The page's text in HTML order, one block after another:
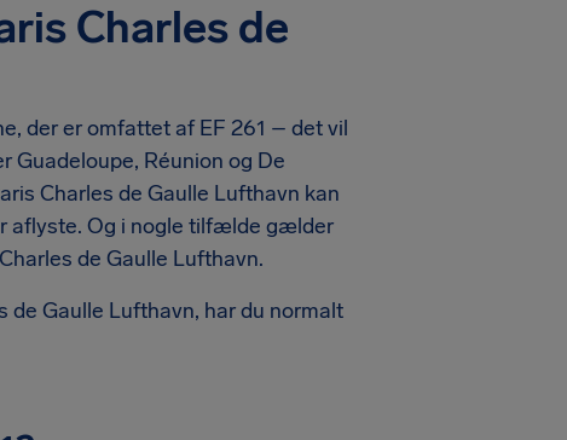
Charles de
der er omfattet af EF 261 – det vil
Guadeloupe, Réunion og De
Charles de Gaulle Lufthavn kan
aflyste. Og i nogle tilfælde gælder
de Gaulle Lufthavn.
de Gaulle Lufthavn, har du normalt